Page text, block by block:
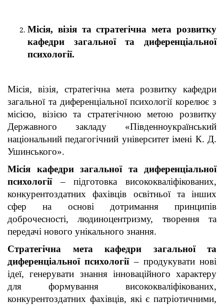
Місія, візія та стратегічна мета розвитку
кафедри загальної та диференціальної
психології.
Місія, візія, стратегічна мета розвитку кафедри
загальної та диференціальної психології корелює з
місією, візією та стратегічною метою розвитку
Державного закладу «Південноукраїнський
національний педагогічний університет імені К. Д.
Ушинського».
Місія кафедри загальної та диференціальної
психології– підготовка висококваліфікованих,
конкурентоздатних фахівців освітньої та інших
сфер на основі дотримання принципів
доброчесності, людиноцентризму, творення та
передачі нового унікального знання.
Стратегічна мета
кафедри загальної та
диференціальної психології– продукувати нові
ідеї, генерувати знання інноваційного характеру
для формування висококваліфікованих,
конкурентоздатних фахівців, які є патріотичними,